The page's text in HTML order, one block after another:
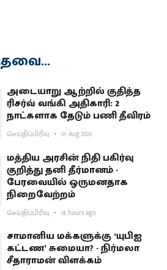
அடையாறு ஆற்றில் குதித்த
ரிசர்வ் வங்கி அதிகாரி: 2
நாட்களாக தேடும் பணி தீவிரம்
செய்திப்பிரிவு 07 Aug 2026
மத்திய அரசின் நிதி பகிர்வு
குறித்து தனி தீர்மானம் -
பேரவையில் ஒருமனதாக
நிறைவேற்றம்
செய்திப்பிரிவு 18 hours ago
சாமானிய மக்களுக்கு ‘யுபிஐ
கட்டண’ சுமையா? - நிர்மலா
சீதாராமன் விளக்கம்